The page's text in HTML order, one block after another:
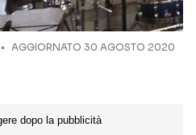
AGGIORNATO 30 AGOSTO 2020